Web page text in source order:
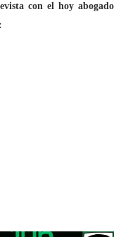
con el hoy abogado